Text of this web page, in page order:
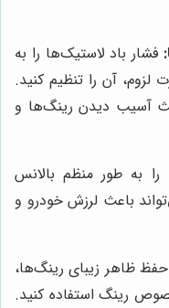
فشار باد لاستیک‌ها را به
آن را تنظیم کنید.
آسیب دیدن رینگ‌ها و
را به طور منظم بالانس
باعث لرزش خودرو و
حفظ ظاهر زیبای رینگ‌ها،
رینگ استفاده کنید.